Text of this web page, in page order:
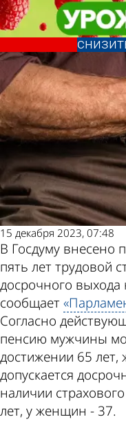
Общество
15 декабря 2023, 07:48
В Госдуму внесено
пять лет трудовой
досрочного
сообщает
Согласно
пенсию мужчины
достижении 65
допускается
наличии
лет, у женщин - 37.
Общество
Другие
теме
Погода
валют